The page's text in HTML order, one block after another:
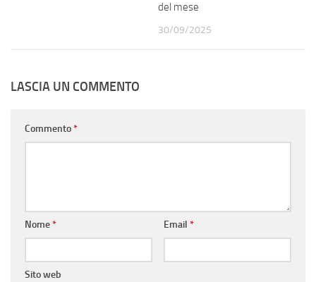
del mese
30/09/2025
LASCIA UN COMMENTO
Commento*
Nome* Email *
Sito web